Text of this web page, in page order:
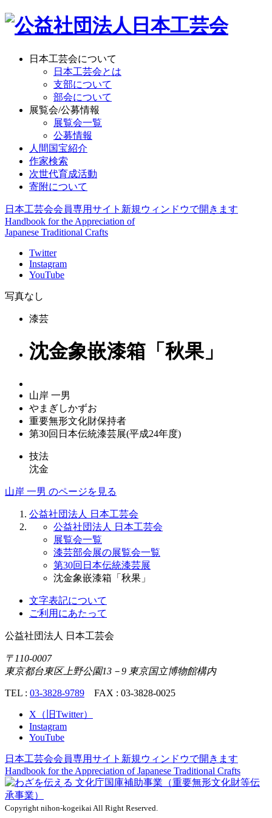
日本工芸会について
日本工芸会とは
支部について
部会について
展覧会/公募情報
展覧会一覧
公募情報
人間国宝紹介
作家検索
次世代育成活動
寄附について
日本工芸会会員専用サイト 新規ウィンドウで開きます
Handbook for the Appreciation of
Japanese Traditional Crafts
Twitter
Instagram
YouTube
写真なし
漆芸
沈金象嵌漆箱「秋果」
山岸 一男
やまぎしかずお
重要無形文化財保持者
第30回日本伝統漆芸展(平成24年度)
技法
沈金
山岸 一男 のページを見る
公益社団法人 日本工芸会
公益社団法人 日本工芸会
展覧会一覧
漆芸部会展の展覧会一覧
第30回日本伝統漆芸展
沈金象嵌漆箱「秋果」
文字表記について
ご利用にあたって
公益社団法人 日本工芸会
〒110-0007
東京都台東区上野公園13－9 東京国立博物館構内
TEL : 03-3828-9789 FAX : 03-3828-0025
X（旧Twitter）
Instagram
YouTube
日本工芸会会員専用サイト 新規ウィンドウで開きます
Handbook for the Appreciation ofJapanese Traditional Crafts
Copyright nihon-kogeikai All Right Reserved.